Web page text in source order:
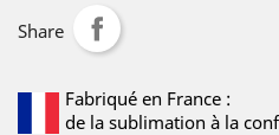
Share
Fabriqué en France :
de la sublimation à la